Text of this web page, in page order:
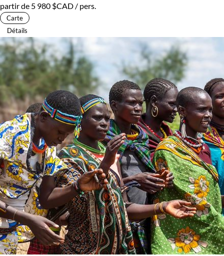
partir de 5 980 $CAD / pers.
Carte
Détails